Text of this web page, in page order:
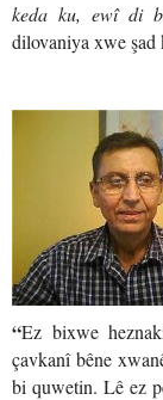
keda ku, ewî di
dilovaniya xwe şad
“Ez bixwe
çavkanî bêne
bi quwetin. Lê ez